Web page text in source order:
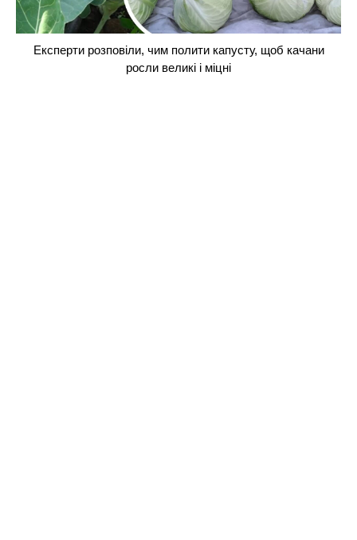
Експерти розповіли, чим полити капусту, щоб качани
росли великі і міцні